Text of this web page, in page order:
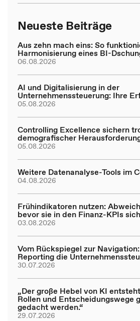
Neueste Beiträge
Aus zehn mach eins: So
Harmonisierung eines BI-
06.08.2026
AI und Digitalisierung in der
Unternehmenssteuerung: Ihre
05.08.2026
Controlling Excellence sichern
demografischer
05.08.2026
Weitere Datenanalyse-Tools im
04.08.2026
Frühindikatoren nutzen:
bevor sie in den Finanz-KPIs
03.08.2026
Vom Rückspiegel zur
Reporting die
30.07.2026
„Der große Hebel von KI
Rollen und Entscheidungswege
gedacht werden.“
29.07.2026